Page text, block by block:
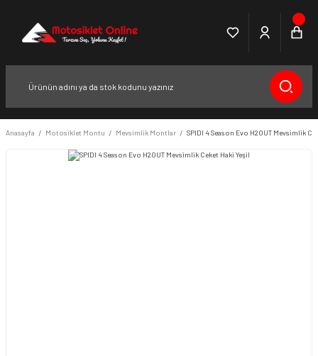
Anasayfa Motosiklet Montu Mevsimlik Montlar SPIDI 4 Season Evo H2OUT Mevsimlik